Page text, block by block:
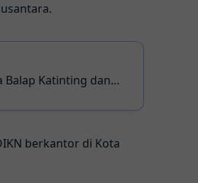
Balap Katinting dan
berkantor di Kota